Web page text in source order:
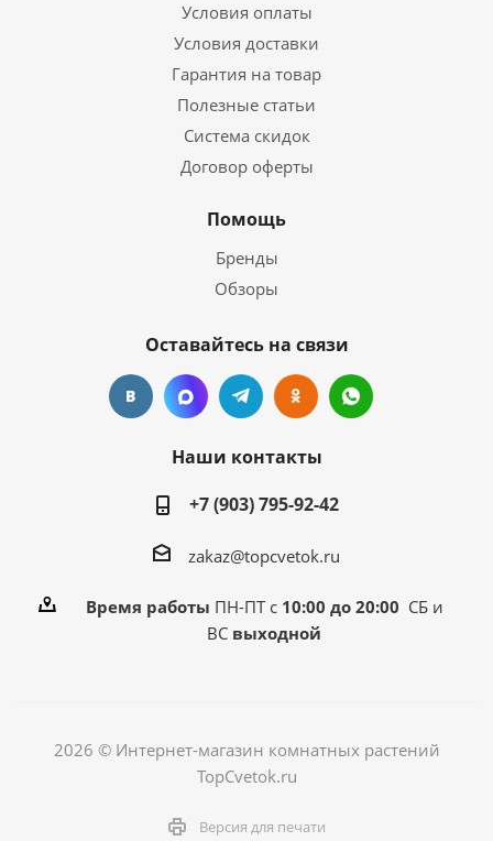
Условия оплаты
Условия доставки
Гарантия на товар
Полезные статьи
Система скидок
Договор оферты
Помощь
Бренды
Обзоры
Оставайтесь на связи
Наши контакты
+7 (903) 795-92-42
zakaz@topcvetok.ru
Время работы ПН-ПТ с 10:00 до 20:00 СБ и
ВС выходной
2026 © Интернет-магазин комнатных растений
TopCvetok.ru
Версия для печати